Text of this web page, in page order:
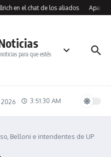
en el chat de los aliados
para que estés
3:51:30 AM
Belloni e intendentes de UP